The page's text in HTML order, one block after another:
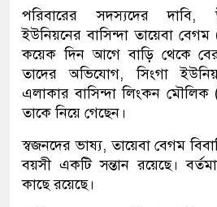
পরিবারের সদস্যদের দাবি,
ইউনিয়নের বাসিন্দা তায়েবা
কয়েক দিন আগে বাড়ি থেকে
তাদের অভিযোগ, সিংগা
এলাকার বাসিন্দা লিংকন
তাকে নিয়ে গেছেন।
স্বজনদের ভাষ্য, তায়েবা বেগম
বয়সী একটি সন্তান রয়েছে।
কাছে রয়েছে।